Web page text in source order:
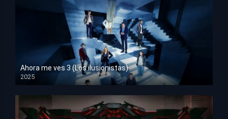
Ahora me ves 3 (Los ilusionistas)
2025
HD 1080p